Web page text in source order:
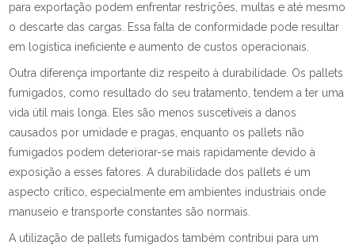
para exportação podem enfrentar restrições, multas e até mesmo
o descarte das cargas. Essa falta de conformidade pode resultar
em logística ineficiente e aumento de custos operacionais.
Outra diferença importante diz respeito à durabilidade. Os pallets
fumigados, como resultado do seu tratamento, tendem a ter uma
vida útil mais longa. Eles são menos suscetíveis a danos
causados por umidade e pragas, enquanto os pallets não
fumigados podem deteriorar-se mais rapidamente devido à
exposição a esses fatores. A durabilidade dos pallets é um
aspecto crítico, especialmente em ambientes industriais onde
manuseio e transporte constantes são normais.
A utilização de pallets fumigados também contribui para um